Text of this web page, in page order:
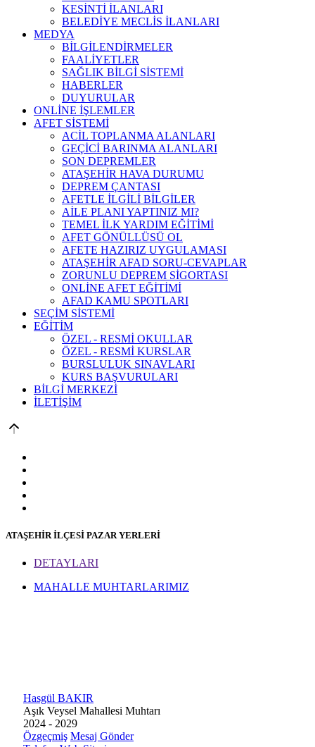
KESİNTİ İLANLARI
BELEDİYE MECLİS İLANLARI
MEDYA
BİLGİLENDİRMELER
FAALİYETLER
SAĞLIK BİLGİ SİSTEMİ
HABERLER
DUYURULAR
ONLİNE İŞLEMLER
AFET SİSTEMİ
ACİL TOPLANMA ALANLARI
GEÇİCİ BARINMA ALANLARI
SON DEPREMLER
ATAŞEHİR HAVA DURUMU
DEPREM ÇANTASI
AFETLE İLGİLİ BİLGİLER
AİLE PLANI YAPTINIZ MI?
TEMEL İLK YARDIM EĞİTİMİ
AFET GÖNÜLLÜSÜ OL
AFETE HAZIRIZ UYGULAMASI
ATAŞEHİR AFAD SORU-CEVAPLAR
ZORUNLU DEPREM SİGORTASI
ONLİNE AFET EĞİTİMİ
AFAD KAMU SPOTLARI
SEÇİM SİSTEMİ
EĞİTİM
ÖZEL - RESMİ OKULLAR
ÖZEL - RESMİ KURSLAR
BURSLULUK SINAVLARI
KURS BAŞVURULARI
BİLGİ MERKEZİ
İLETİŞİM
ATAŞEHİR İLÇESİ PAZAR YERLERİ
DETAYLARI
MAHALLE MUHTARLARIMIZ
Hasgül BAKIR
Aşık Veysel Mahallesi Muhtarı
2024 - 2029
Özgeçmiş Mesaj Gönder